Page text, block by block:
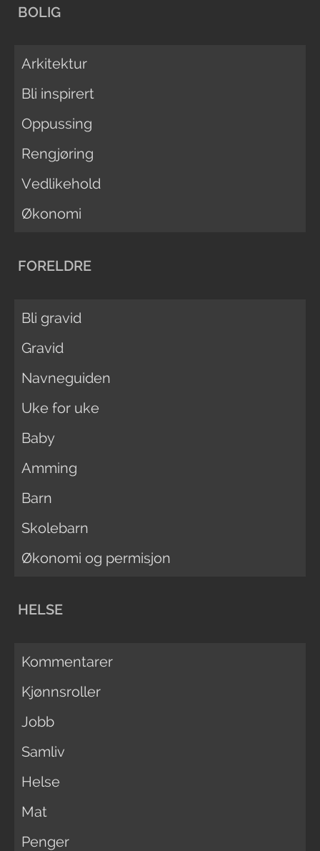
BOLIG
Arkitektur
Bli inspirert
Oppussing
Rengjøring
Vedlikehold
Økonomi
FORELDRE
Bli gravid
Gravid
Navneguiden
Uke for uke
Baby
Amming
Barn
Skolebarn
Økonomi og permisjon
HELSE
Kommentarer
Kjønnsroller
Jobb
Samliv
Helse
Mat
Penger